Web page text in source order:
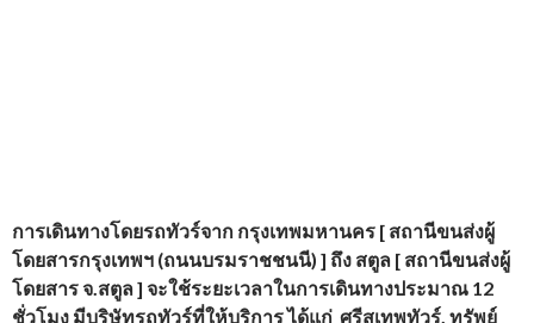
การเดินทางโดยรถทัวร์จาก กรุงเทพมหานคร [ สถานีขนส่งผู้
โดยสารกรุงเทพฯ (ถนนบรมราชชนนี) ] ถึง สตูล [ สถานีขนส่งผู้
โดยสาร จ.สตูล ] จะใช้ระยะเวลาในการเดินทางประมาณ 12
ชั่วโมง มีบริษัทรถทัวร์ที่ให้บริการได้แก่ ศรีสุเทพทัวร์, ทรัพย์